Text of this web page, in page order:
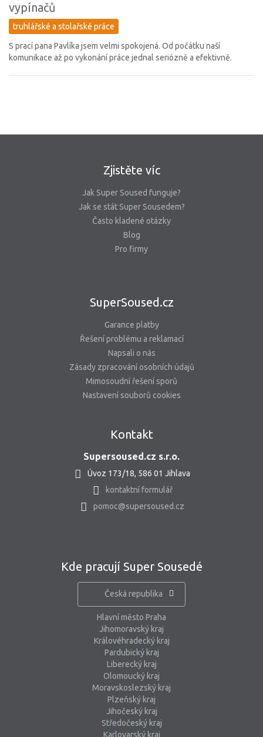
vypínačů
truhlářské a stolařské práce
S prací pana Pavlíka jsem velmi spokojená. Od počátku naší
komunikace až po vykonání práce jednal seriózně a efektivně.
Zjistěte víc
Jak Super Soused funguje?
Jak se stát Super Sousedem?
Často kladené otázky
Blog
Pro firmy
SuperSoused.cz
Garance platby
Řešení problému a reklamací
Napsali o nás
Zásady zpracování osobních údajů
Mimosoudní řešení sporů
Nastavení souborů cookies
Kontakt
Supersoused.cz s.r.o.
Úvoz 173/18, 586 01 Jihlava
kontaktní formulář
pomoc@supersoused.cz
Kde pracují Super Sousedé
Česká republika
Hlavní město Praha
Jihomoravský kraj
Královéhradecký kraj
Pardubický kraj
Liberecký kraj
Olomoucký kraj
Moravskoslezský kraj
Plzeňský kraj
Jihočeský kraj
Středočeský kraj
Karlovarský kraj